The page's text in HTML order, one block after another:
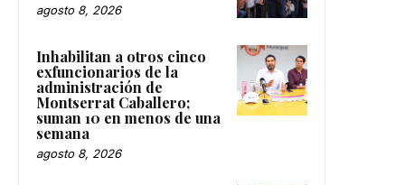
agosto 8, 2026
Inhabilitan a otros cinco
exfuncionarios de la
administración de
Montserrat Caballero;
suman 10 en menos de una
semana
agosto 8, 2026